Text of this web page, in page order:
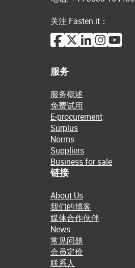
关注 Fasten.it：
服务
服务概述
免费试用
E-procurement
Surplus
Norms
Suppliers
Business for sale
链接
About Us
我们的博客
媒体合作伙伴
News
常见问题
会员定价
联系人